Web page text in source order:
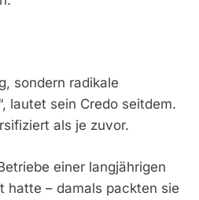
sondern radikale
lautet sein Credo seitdem.
als je zuvor.
einer langjährigen
hatte – damals packten sie